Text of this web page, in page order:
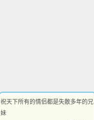
祝天下所有的情侣都是失散多年的兄
妹